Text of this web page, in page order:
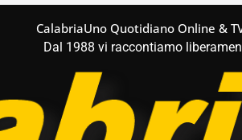
CalabriaUno Quotidiano Online &
Dal 1988 vi raccontiamo